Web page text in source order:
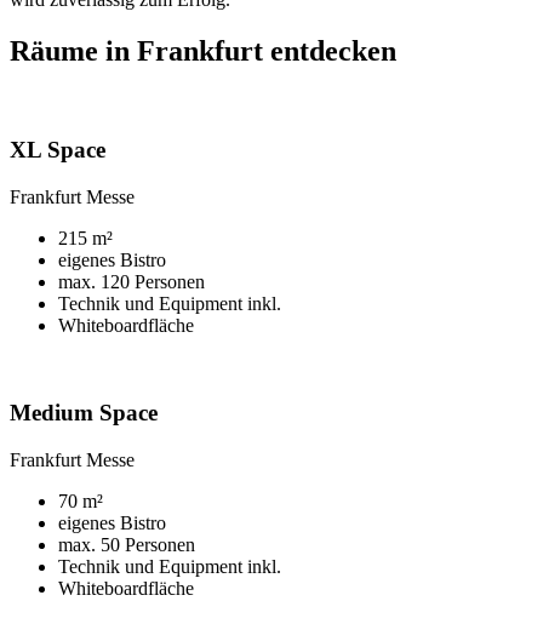
Räume in Frankfurt entdecken
XL Space
Frankfurt Messe
215 m²
eigenes Bistro
max. 120 Personen
Technik und Equipment inkl.
Whiteboardfläche
Medium Space
Frankfurt Messe
70 m²
eigenes Bistro
max. 50 Personen
Technik und Equipment inkl.
Whiteboardfläche